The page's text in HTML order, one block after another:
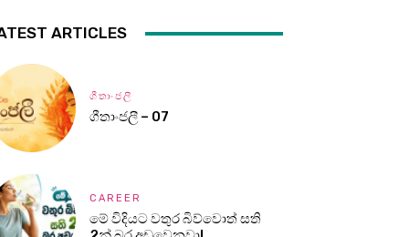
ARTICLES
ගීතාංජලී
ගීතාංජලී – 07
CAREER
මේ විදියට වතුර බිව්වොත් සති